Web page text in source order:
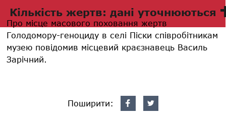
Кількість жертв: дані уточнюються
Про місце масового поховання жертв
Голодомору-геноциду в селі Піски співробітникам
музею повідомив місцевий краєзнавець Василь
Зарічний.
Поширити: